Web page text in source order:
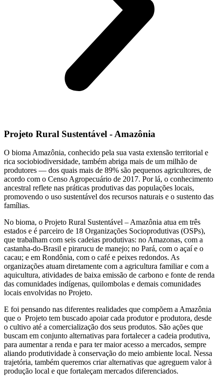
Projeto Rural Sustentável - Amazônia
O bioma Amazônia, conhecido pela sua vasta extensão territorial e
rica sociobiodiversidade, também abriga mais de um milhão de
produtores — dos quais mais de 89% são pequenos agricultores, de
acordo com o Censo Agropecuário de 2017. Por lá, o conhecimento
ancestral reflete nas práticas produtivas das populações locais,
promovendo o uso sustentável dos recursos naturais e o sustento das
famílias.
No bioma, o Projeto Rural Sustentável – Amazônia atua em três
estados e é parceiro de 18 Organizações Socioprodutivas (OSPs),
que trabalham com seis cadeias produtivas: no Amazonas, com a
castanha-do-Brasil e pirarucu de manejo; no Pará, com o açaí e o
cacau; e em Rondônia, com o café e peixes redondos. As
organizações atuam diretamente com a agricultura familiar e com a
aquicultura, atividades de baixa emissão de carbono e fonte de renda
das comunidades indígenas, quilombolas e demais comunidades
locais envolvidas no Projeto.
E foi pensando nas diferentes realidades que compõem a Amazônia
que o Projeto tem buscado apoiar cada produtor e produtora, desde
o cultivo até a comercialização dos seus produtos. São ações que
buscam em conjunto alternativas para fortalecer a cadeia produtiva,
para aumentar a renda e para ter maior acesso a mercados, sempre
aliando produtividade à conservação do meio ambiente local. Nessa
trajetória, também queremos criar alternativas que agreguem valor à
produção local e que fortaleçam mercados diferenciados.